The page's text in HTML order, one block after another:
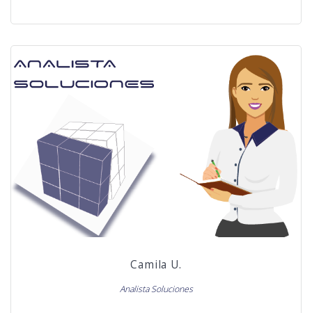
Camila U.
Analista Soluciones